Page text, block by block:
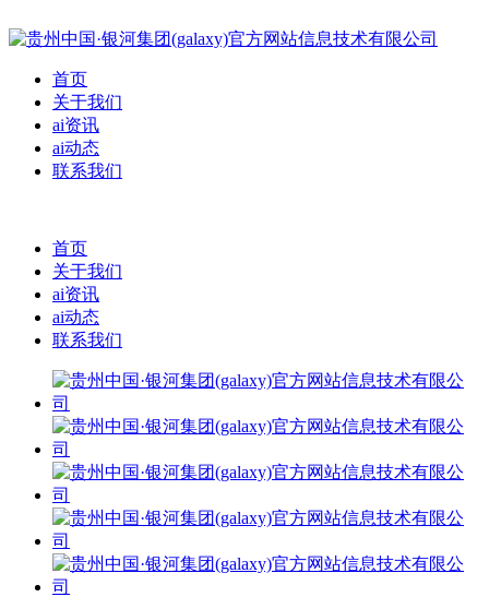
首页
关于我们
ai资讯
ai动态
联系我们
首页
关于我们
ai资讯
ai动态
联系我们